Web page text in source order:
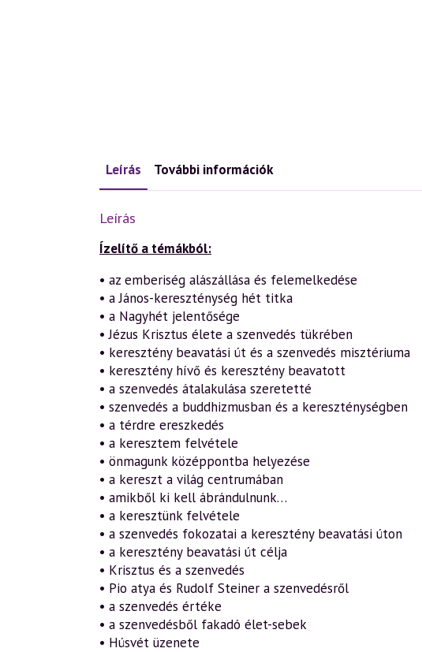
Leírás További információk
Leírás
Ízelítő a témákból:
• az emberiség alászállása és felemelkedése
• a János-kereszténység hét titka
• a Nagyhét jelentősége
• Jézus Krisztus élete a szenvedés tükrében
• keresztény beavatási út és a szenvedés misztériuma
• keresztény hívő és keresztény beavatott
• a szenvedés átalakulása szeretetté
• szenvedés a buddhizmusban és a kereszténységben
• a térdre ereszkedés
• a keresztem felvétele
• önmagunk középpontba helyezése
• a kereszt a világ centrumában
• amikből ki kell ábrándulnunk…
• a keresztünk felvétele
• a szenvedés fokozatai a keresztény beavatási úton
• a keresztény beavatási út célja
• Krisztus és a szenvedés
• Pio atya és Rudolf Steiner a szenvedésről
• a szenvedés értéke
• a szenvedésből fakadó élet-sebek
• Húsvét üzenete